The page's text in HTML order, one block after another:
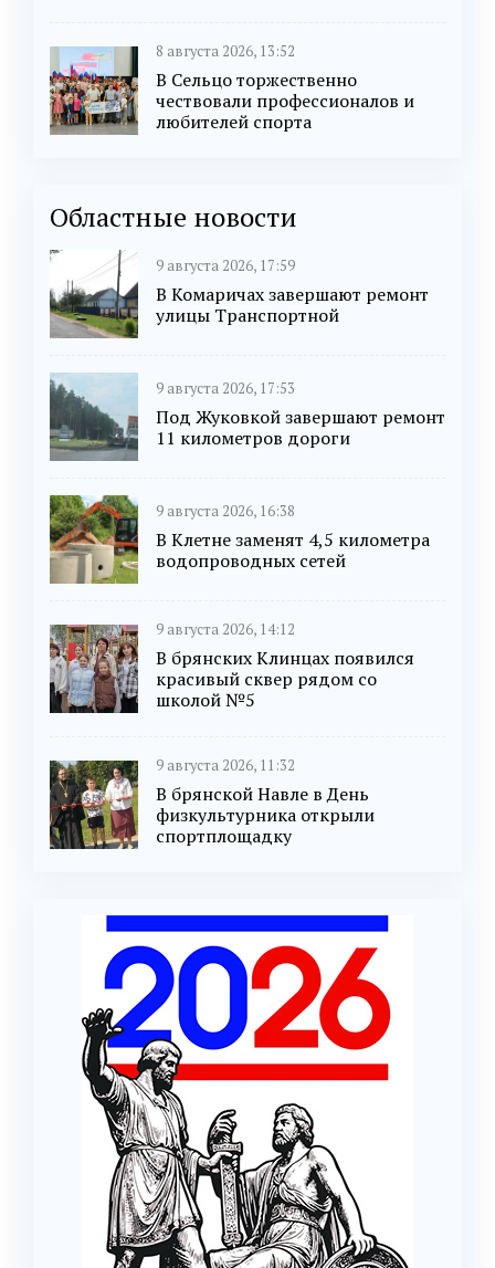
8 августа 2026, 13:52
В Сельцо торжественно
чествовали профессионалов и
любителей спорта
Областные новости
9 августа 2026, 17:59
В Комаричах завершают ремонт
улицы Транспортной
9 августа 2026, 17:53
Под Жуковкой завершают ремонт
11 километров дороги
9 августа 2026, 16:38
В Клетне заменят 4,5 километра
водопроводных сетей
9 августа 2026, 14:12
В брянских Клинцах появился
красивый сквер рядом со
школой №5
9 августа 2026, 11:32
В брянской Навле в День
физкультурника открыли
спортплощадку